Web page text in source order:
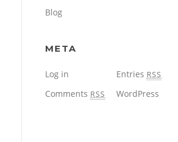
Blog
META
Log in Entries RSS
Comments RSS WordPress